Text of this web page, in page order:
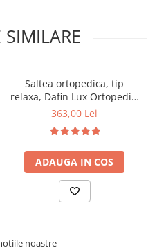
SIMILARE
Saltea ortopedica, tip
relaxa, Dafin Lux Ortopedic,
90x200x21cm, fermitate
tip Bonell, fata vara-iarna,
sistem de aerisire cu
butoni, Salt Confort
363,00 Lei
ADAUGA IN COS
noastre